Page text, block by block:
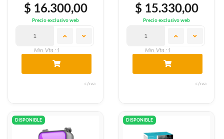
$ 16.300,00
Precio exclusivo web
Min. Vta.: 1
c/iva
$ 15.330,00
Precio exclusivo web
Min. Vta.: 1
c/iva
DISPONIBLE DISPONIBLE